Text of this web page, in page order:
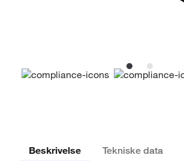
Beskrivelse Tekniske data